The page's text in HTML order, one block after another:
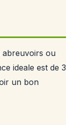
abreuvoirs ou
ideale est de 3
un bon